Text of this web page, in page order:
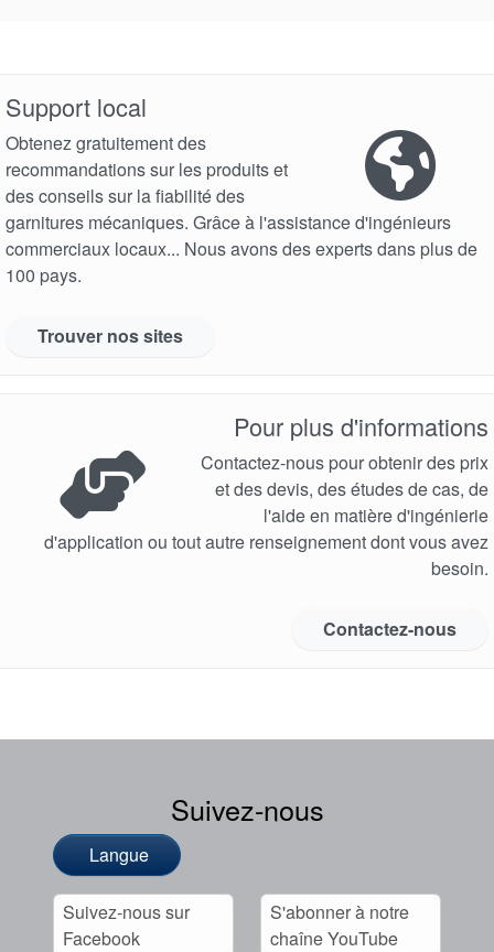
Académie
Brochures produits
Vidéo
Support local
Obtenez gratuitement des
recommandations sur les produits et
des conseils sur la fiabilité des
garnitures mécaniques. Grâce à l'assistance d'ingénieurs
commerciaux locaux... Nous avons des experts dans plus de
100 pays.
Trouver nos sites
Pour plus d'informations
Contactez-nous pour obtenir des prix
et des devis, des études de cas, de
l'aide en matière d'ingénierie
d'application ou tout autre renseignement dont vous avez
besoin.
Contactez-nous
Suivez-nous
Langue
Suivez-nous sur
Facebook
S'abonner à notre
chaîne YouTube